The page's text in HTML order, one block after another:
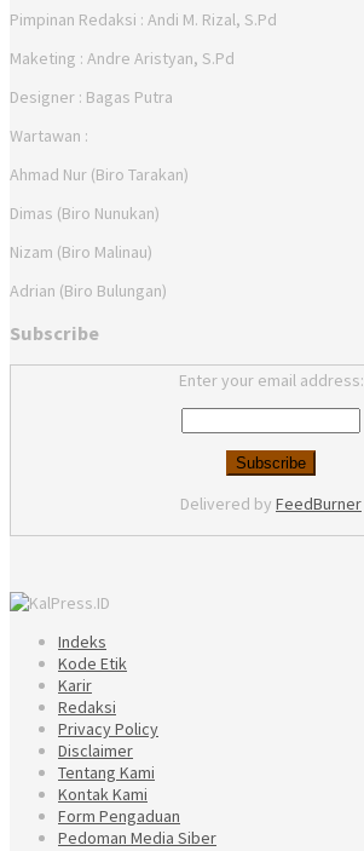
Pimpinan Redaksi : Andi M. Rizal, S.Pd
Maketing : Andre Aristyan, S.Pd
Designer : Bagas Putra
Wartawan :
Ahmad Nur (Biro Tarakan)
Dimas (Biro Nunukan)
Nizam (Biro Malinau)
Adrian (Biro Bulungan)
Subscribe
Enter your email address:
Delivered by FeedBurner
Indeks
Kode Etik
Karir
Redaksi
Privacy Policy
Disclaimer
Tentang Kami
Kontak Kami
Form Pengaduan
Pedoman Media Siber